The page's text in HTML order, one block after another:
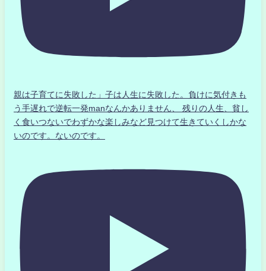
親は子育てに失敗した」子は人生に失敗した。負けに気付きも
う手遅れで逆転一発manなんかありません、 残りの人生、貧し
く食いつないでわずかな楽しみなど見つけて生きていくしかな
いのです。ないのです。